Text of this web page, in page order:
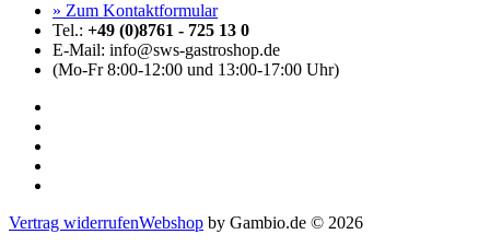
» Zum Kontaktformular
Tel.: +49 (0)8761 - 725 13 0
E-Mail: info@sws-gastroshop.de
(Mo-Fr 8:00-12:00 und 13:00-17:00 Uhr)
Vertrag widerrufenWebshop by Gambio.de © 2026